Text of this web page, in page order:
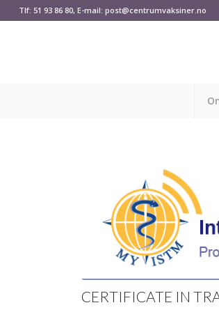
Tlf: 51 93 86 80, E-mail: post@centrumvaksiner.no
CERTIFICATE IN